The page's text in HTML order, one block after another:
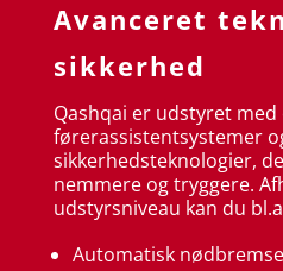
Avanceret
sikkerhed
Qashqai er udstyret
førerassistentsystemer
sikkerhedsteknologier,
nemmere og tryggere.
udstyrsniveau kan du
Automatisk